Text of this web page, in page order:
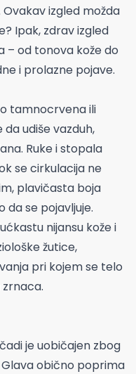
izgled možda
Ipak, zdrav izgled
– od tonova kože do
i prolazne pojave.
tamnocrvena ili
udiše vazduh,
Ruke i stopala
se cirkulacija ne
plavičasta boja
se pojavljuje.
nijansu kože i
žutice,
pri kojem se telo
je uobičajen zbog
obično poprima